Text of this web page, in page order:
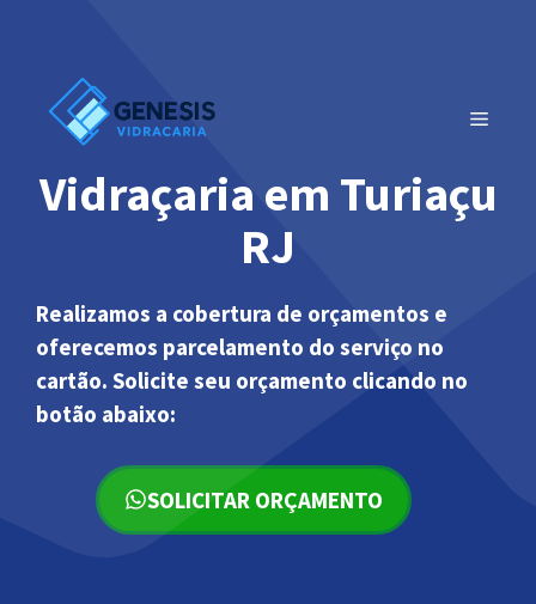
conteúdo
MENU
Vidraçaria em Turiaçu
RJ
Realizamos a cobertura de orçamentos e
oferecemos parcelamento do serviço no
cartão. Solicite seu orçamento clicando no
botão abaixo:
SOLICITAR ORÇAMENTO